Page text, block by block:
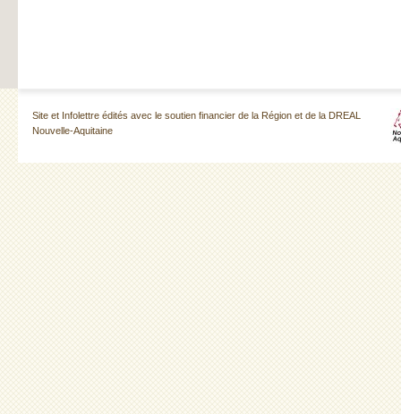
Site et Infolettre édités avec le soutien financier de la Région et de la DREAL
Nouvelle-Aquitaine